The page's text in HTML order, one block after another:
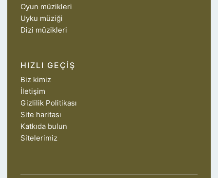
Oyun müzikleri
Uyku müziği
Dizi müzikleri
HIZLI GEÇIŞ
Biz kimiz
İletişim
Gizlilik Politikası
Site haritası
Katkıda bulun
Sitelerimiz